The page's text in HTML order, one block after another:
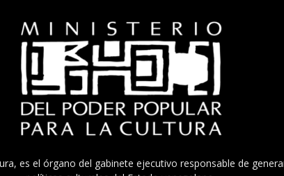
es el órgano del gabinete ejecutivo responsable de